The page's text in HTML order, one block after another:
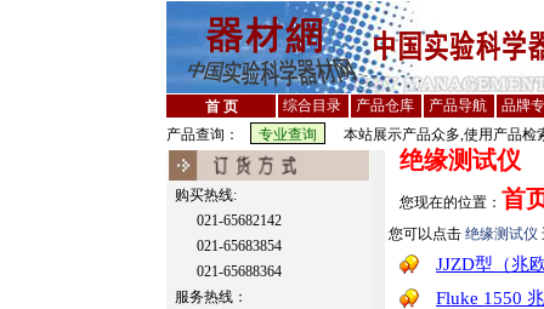
首 页 综合目录 产品仓库 产品导航
品牌
产品查询：
本站展示产品众多,使用产品检
购买热线:
021-65682142
021-65683854
021-65688364
服务热线：
绝缘测试仪
您现在的位置： 首
您可以点击 绝缘测试仪
JJZD型（兆
Fluke 1550